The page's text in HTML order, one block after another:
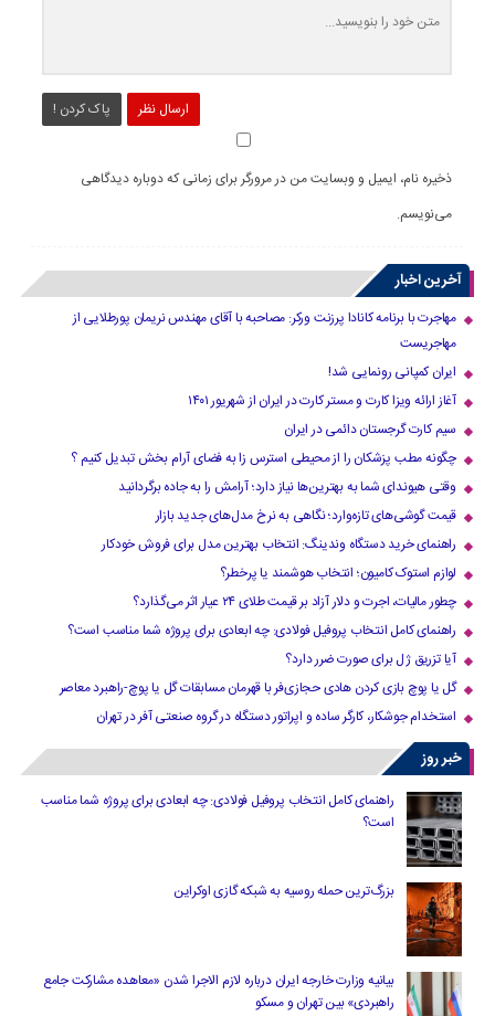
ارسال نظر پاک کردن !
ذخیره نام، ایمیل و وبسایت من در مرورگر برای زمانی که دوباره دیدگاهی
می‌نویسم.
آخرین اخبار
مهاجرت با برنامه کانادا پرزنت ورکر: مصاحبه با آقای مهندس نریمان پورطلایی از
مهاجریست
ایران کمپانی رونمایی شد!
آغاز ارائه ویزا کارت و مستر کارت در ایران از شهریور ۱۴۰۱
سیم کارت گرجستان دائمی در ایران
چگونه مطب پزشکان را از محیطی استرس زا به فضای آرام بخش تبدیل کنیم ؟
وقتی هیوندای شما به بهترین‌ها نیاز دارد؛ آرامش را به جاده برگردانید
قیمت گوشی‌های تازه‌وارد؛ نگاهی به نرخ مدل‌های جدید بازار
راهنمای خرید دستگاه وندینگ: انتخاب بهترین مدل برای فروش خودکار
لوازم استوک کامیون؛ انتخاب هوشمند یا پرخطر؟
چطور مالیات، اجرت و دلار آزاد بر قیمت طلای ۲۴ عیار اثر می‌گذارد؟
راهنمای کامل انتخاب پروفیل فولادی: چه ابعادی برای پروژه شما مناسب است؟
آیا تزریق ژل برای صورت ضرر دارد​؟
گل یا پوچ بازی کردن هادی حجازی‌فر با قهرمان مسابقات گل یا پوچ-راهبرد معاصر
استخدام جوشکار، کارگر ساده و اپراتور دستگاه در گروه صنعتی آفر در تهران
خبر روز
راهنمای کامل انتخاب پروفیل فولادی: چه ابعادی برای پروژه شما مناسب
است؟
بزرگ‌ترین حمله روسیه به شبکه گازی اوکراین
بیانیه وزارت خارجه ایران درباره لازم‌ الاجرا شدن «معاهده مشارکت جامع
راهبردی» بین تهران و مسکو